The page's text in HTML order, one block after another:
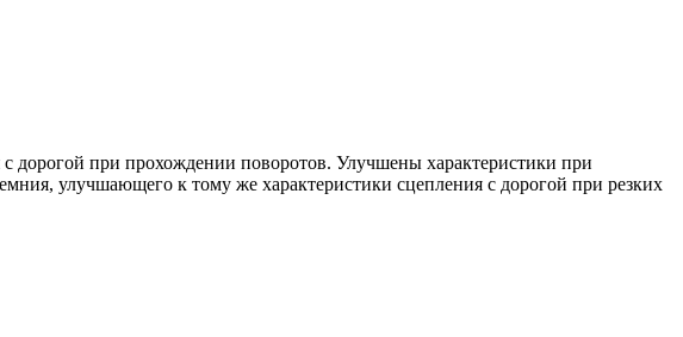
дорогой при прохождении поворотов. Улучшены характеристики при
улучшающего к тому же характеристики сцепления с дорогой при резких